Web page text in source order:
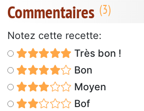
Commentaires
Notez cette recette:
Très bon !
Bon
Moyen
Bof